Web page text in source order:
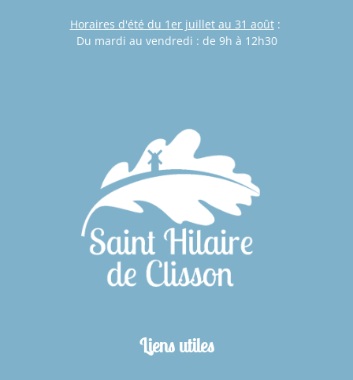
Horaires d'été du 1er juillet au 31 août:
Du mardi au vendredi : de 9h à 12h30
Liens utiles